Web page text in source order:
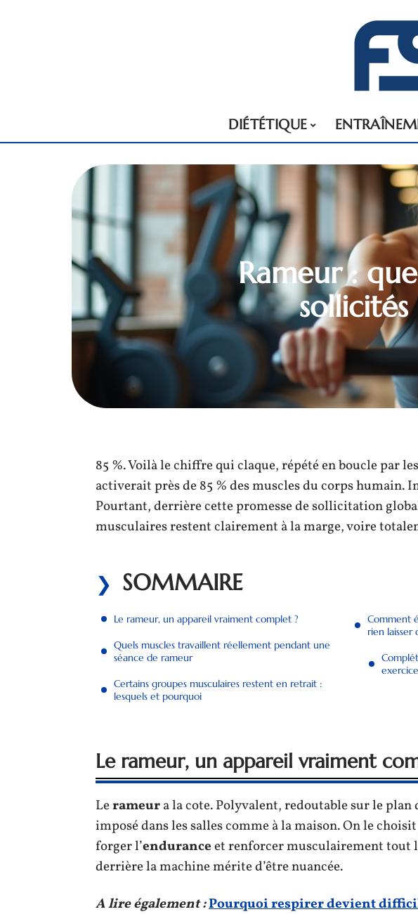
DIÉTÉTIQUE
Rameur :
85 %. Voilà le chiffre qui claque, répété en boucle par
activerait près de 85 % des muscles du corps humain.
Pourtant, derrière cette promesse de sollicitation
musculaires restent clairement à la marge, voire
SOMMAIRE
Le rameur, un appareil vraiment complet ?
Quels muscles travaillent réellement pendant une
séance de rameur
Certains groupes musculaires restent en retrait :
lesquels et pourquoi
Comment
rien laisser
Le rameur, un appareil vraiment
Lerameura la cote. Polyvalent, redoutable sur le plan
imposé dans les salles comme à la maison. On le
forger l’enduranceet renforcer musculairement tout
derrière la machine mérite d’être nuancée.
A lire également :Pourquoi respirer devient